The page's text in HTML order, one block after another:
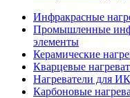
Инфракрасные
Промышленные
элементы
Керамические
Кварцевые
Нагреватели для
Карбоновые